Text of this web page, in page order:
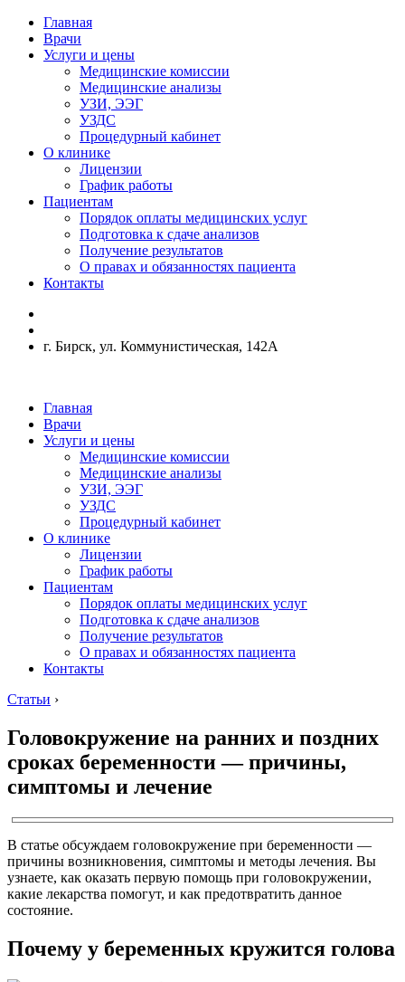
Главная
Врачи
Услуги и цены
Медицинские комиссии
Медицинские анализы
УЗИ, ЭЭГ
УЗДС
Процедурный кабинет
О клинике
Лицензии
График работы
Пациентам
Порядок оплаты медицинских услуг
Подготовка к сдаче анализов
Получение результатов
О правах и обязанностях пациента
Контакты
г. Бирск, ул. Коммунистическая, 142А
Главная
Врачи
Услуги и цены
Медицинские комиссии
Медицинские анализы
УЗИ, ЭЭГ
УЗДС
Процедурный кабинет
О клинике
Лицензии
График работы
Пациентам
Порядок оплаты медицинских услуг
Подготовка к сдаче анализов
Получение результатов
О правах и обязанностях пациента
Контакты
Статьи ›
Головокружение на ранних и поздних
сроках беременности — причины,
симптомы и лечение
В статье обсуждаем головокружение при беременности —
причины возникновения, симптомы и методы лечения. Вы
узнаете, как оказать первую помощь при головокружении,
какие лекарства помогут, и как предотвратить данное
состояние.
Почему у беременных кружится голова